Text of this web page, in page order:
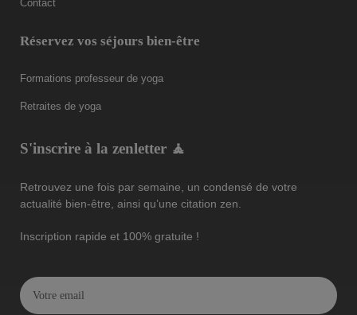
Contact
Réservez vos séjours bien-être
Formations professeur de yoga
Retraites de yoga
S'inscrire à la zenletter 🧘
Retrouvez une fois par semaine, un condensé de votre
actualité bien-être, ainsi qu’une citation zen.
Inscription rapide et 100% gratuite !